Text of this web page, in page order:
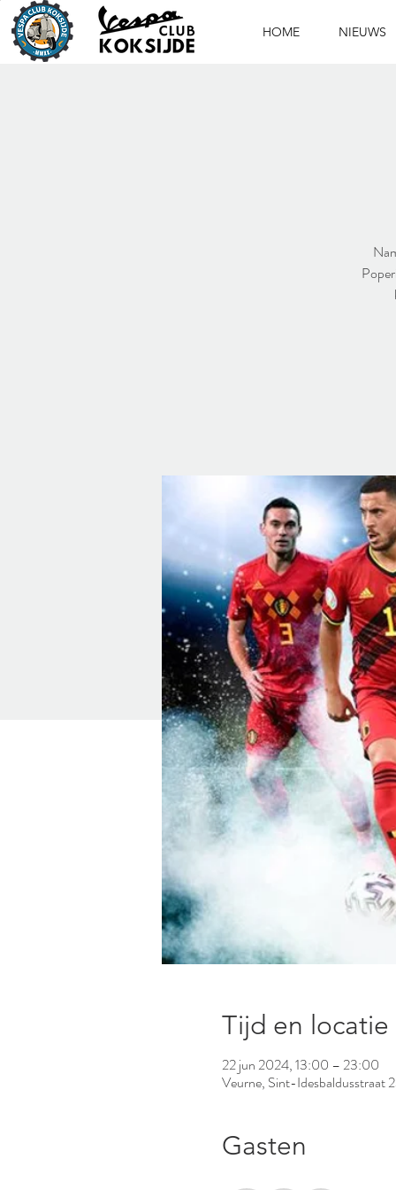
HOME NIEUWS
Tijd en locatie
22 jun 2024, 13:00 – 23:00
Veurne, Sint-Idesbaldusstraat
Gasten